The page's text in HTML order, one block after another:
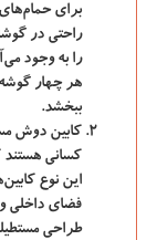
برای
راحتی در
را به وجود
هر چهار گوشه
ببخشد.
کابین دوش
کسانی هستند
این نوع
فضای داخلی
طراحی